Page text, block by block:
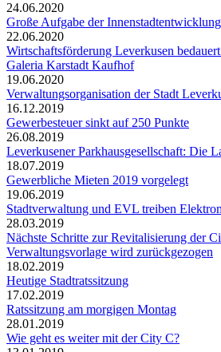
24.06.2020
Große Aufgabe der Innenstadtentwicklung
22.06.2020
Wirtschaftsförderung Leverkusen
Galeria Karstadt Kaufhof
19.06.2020
Verwaltungsorganisation der Stadt
16.12.2019
Gewerbesteuer sinkt auf 250 Punkte
26.08.2019
Leverkusener Parkhausgesellschaft: Die
18.07.2019
Gewerbliche Mieten 2019 vorgelegt
19.06.2019
Stadtverwaltung und EVL treiben
28.03.2019
Nächste Schritte zur Revitalisierung der
Verwaltungsvorlage wird zurückgezogen
18.02.2019
Heutige Stadtratssitzung
17.02.2019
Ratssitzung am morgigen Montag
28.01.2019
Wie geht es weiter mit der City C?